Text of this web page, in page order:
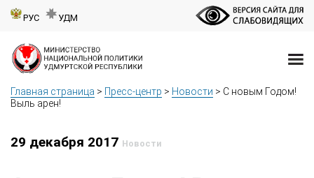
РУС УДМ
Главная страница > Пресс-центр > Новости > С новым Годом!
Выль арен!
29 декабря 2017 Новости